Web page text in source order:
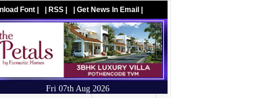
Font | | RSS | | Get News In Email |
Fri 07th Aug 2026